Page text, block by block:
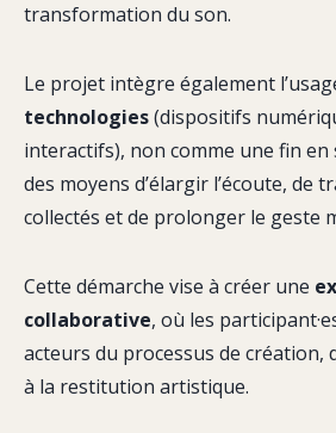
transformation du son.
Le projet intègre également
technologies(dispositifs
interactifs), non comme une fin en
des moyens d’élargir l’écoute, de
collectés et de prolonger le geste
Cette démarche vise à créer une
collaborative, où les
acteurs du processus de création,
à la restitution artistique.